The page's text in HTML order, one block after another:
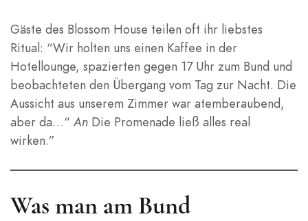
Gäste des Blossom House teilen oft ihr liebstes
Ritual: “Wir holten uns einen Kaffee in der
Hotellounge, spazierten gegen 17 Uhr zum Bund und
beobachteten den Übergang vom Tag zur Nacht. Die
Aussicht aus unserem Zimmer war atemberaubend,
aber da…“An Die Promenade ließ alles real
wirken.”
Was man am Bund